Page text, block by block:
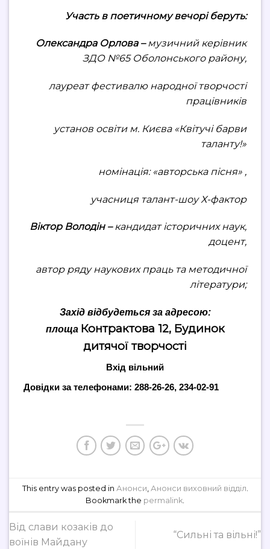
Участь в поетичному вечорі беруть:
Олександра Орлова –музичний керівник
ЗДО №65 Оболонського району,
лауреат фестивалю народної творчості
працівників
установ освіти м. Києва «Квітучі барви
таланту!»
номінація: «авторська пісня» ,
учасниця талант-шоу Х-фактор
Віктор Володін –кандидат історичних наук,
доцент,
автор ряду наукових праць та методичної
літератури;
Захід відбудеться за адресою:
площа Контрактова 12, Будинок
дитячої творчості
Вхід вільний
Довідки за телефонами: 288-26-26, 234-02-91
This entry was posted in Анонси Анонси виховний відділ
Bookmark the permalink
Від слави козаків до
воїнів Майдану
“Сильні та вільні!”